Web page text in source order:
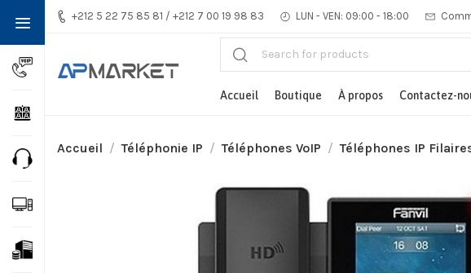
+212 5 22 75 85 81 / +212 7 00 19 98 83 LUN - VEN: 09:00 - 18:00
Accueil Boutique À propos Contactez-
Accueil Téléphonie IP Téléphones VoIP Téléphones IP